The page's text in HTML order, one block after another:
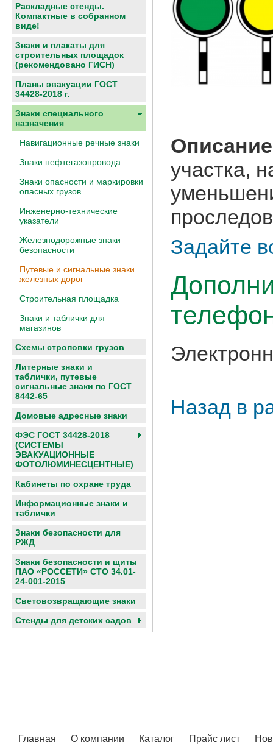
Раскладные стенды.
Компактные в собранном
виде!
Знаки и плакаты для
строительных площадок
(рекомендовано ГИСН)
Планы эвакуации ГОСТ
34428-2018 г.
Знаки специального
назначения
Навигационные речные знаки
Знаки нефтегазопровода
Знаки опасности и маркировки
опасных грузов
Инженерно-технические
указатели
Железнодорожные знаки
безопасности
Путевые и сигнальные знаки
железных дорог
Строительная площадка
Знаки и таблички для
магазинов
Схемы строповки грузов
Литерные знаки и
таблички, путевые
сигнальные знаки по ГОСТ
8442-65
Домовые адресные знаки
ФЭС ГОСТ 34428-2018
(СИСТЕМЫ
ЭВАКУАЦИОННЫЕ
ФОТОЛЮМИНЕСЦЕНТНЫЕ)
Кабинеты по охране труда
Информационные знаки и
таблички
Знаки безопасности для
РЖД
Знаки безопасности и щиты
ПАО «РОССЕТИ» СТО 34.01-
24-001-2015
Световозвращающие знаки
Cтенды для детских садов
участка,
Задайте
Назад в
Главная О компании Каталог Прайс лист